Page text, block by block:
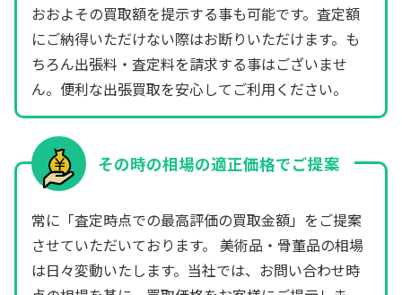
おおよその買取額を提示する事も可能です。査定額
にご納得いただけない際はお断りいただけます。も
ちろん出張料・査定料を請求する事はございませ
ん。便利な出張買取を安心してご利用ください。
その時の相場の適正価格でご提案
常に「査定時点での最高評価の買取金額」をご提案
させていただいております。 美術品・骨董品の相場
は日々変動いたします。当社では、お問い合わせ時